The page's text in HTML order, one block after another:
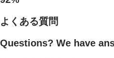
よくある質問
Questions? We have